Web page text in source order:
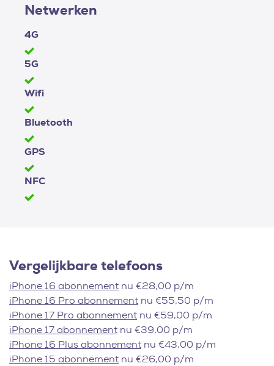
Netwerken
4G
5G
Wifi
Bluetooth
GPS
NFC
Vergelijkbare telefoons
iPhone 16 abonnement nu €28,00 p/m
iPhone 16 Pro abonnement nu €55,50 p/m
iPhone 17 Pro abonnement nu €59,00 p/m
iPhone 17 abonnement nu €39,00 p/m
iPhone 16 Plus abonnement nu €43,00 p/m
iPhone 15 abonnement nu €26,00 p/m